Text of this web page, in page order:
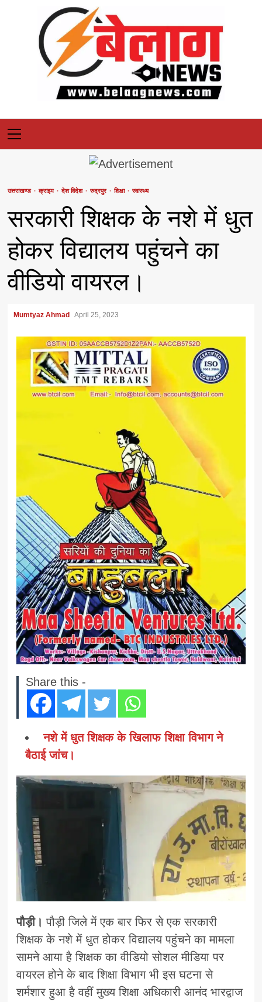
Primary
Menu
उत्तराखण्ड क्राइम देश विदेश रुद्रपुर शिक्षा स्वास्थ्य
सरकारी शिक्षक के नशे में धुत
होकर विद्यालय पहुंचने का
वीडियो वायरल।
Mumtyaz Ahmad April 25, 2023
Share this -
नशे में धुत शिक्षक के खिलाफ शिक्षा विभाग ने
बैठाई जांच।
पौड़ी। पौड़ी जिले में एक बार फिर से एक सरकारी
शिक्षक के नशे में धुत होकर विद्यालय पहुंचने का मामला
सामने आया है शिक्षक का वीडियो सोशल मीडिया पर
वायरल होने के बाद शिक्षा विभाग भी इस घटना से
शर्मशार हुआ है वहीं मुख्य शिक्षा अधिकारी आनंद भारद्वाज